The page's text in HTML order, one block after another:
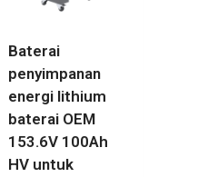
Baterai
penyimpanan
energi lithium
baterai OEM
153.6V 100Ah
HV untuk